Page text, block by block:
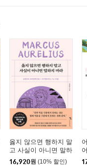
옳지 않으면 행하지 말
고 사실이 아니면 말하
지 마라
16,920원 (10% 할인)